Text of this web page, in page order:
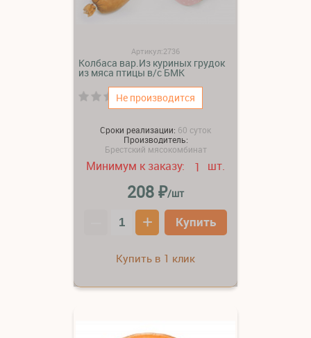
Не производится
Артикул:2736
Колбаса вар.Из куриных грудок
из мяса птицы в/с БМК
(0)
Сроки реализации: 60 суток
Производитель:
Брестский мясокомбинат
Минимум к заказу: 1 шт.
208₽/шт
+ Купить
Купить в 1 клик